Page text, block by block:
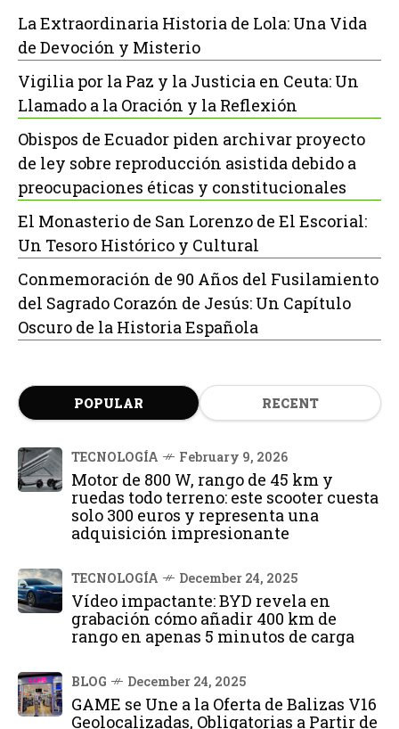
La Extraordinaria Historia de Lola: Una Vida
de Devoción y Misterio
Vigilia por la Paz y la Justicia en Ceuta: Un
Llamado a la Oración y la Reflexión
Obispos de Ecuador piden archivar proyecto
de ley sobre reproducción asistida debido a
preocupaciones éticas y constitucionales
El Monasterio de San Lorenzo de El Escorial:
Un Tesoro Histórico y Cultural
Conmemoración de 90 Años del Fusilamiento
del Sagrado Corazón de Jesús: Un Capítulo
Oscuro de la Historia Española
POPULAR RECENT
TECNOLOGÍA February 9, 2026
Motor de 800 W, rango de 45 km y
ruedas todo terreno: este scooter cuesta
solo 300 euros y representa una
adquisición impresionante
TECNOLOGÍA December 24, 2025
Vídeo impactante: BYD revela en
grabación cómo añadir 400 km de
rango en apenas 5 minutos de carga
BLOG December 24, 2025
GAME se Une a la Oferta de Balizas V16
Geolocalizadas, Obligatorias a Partir de